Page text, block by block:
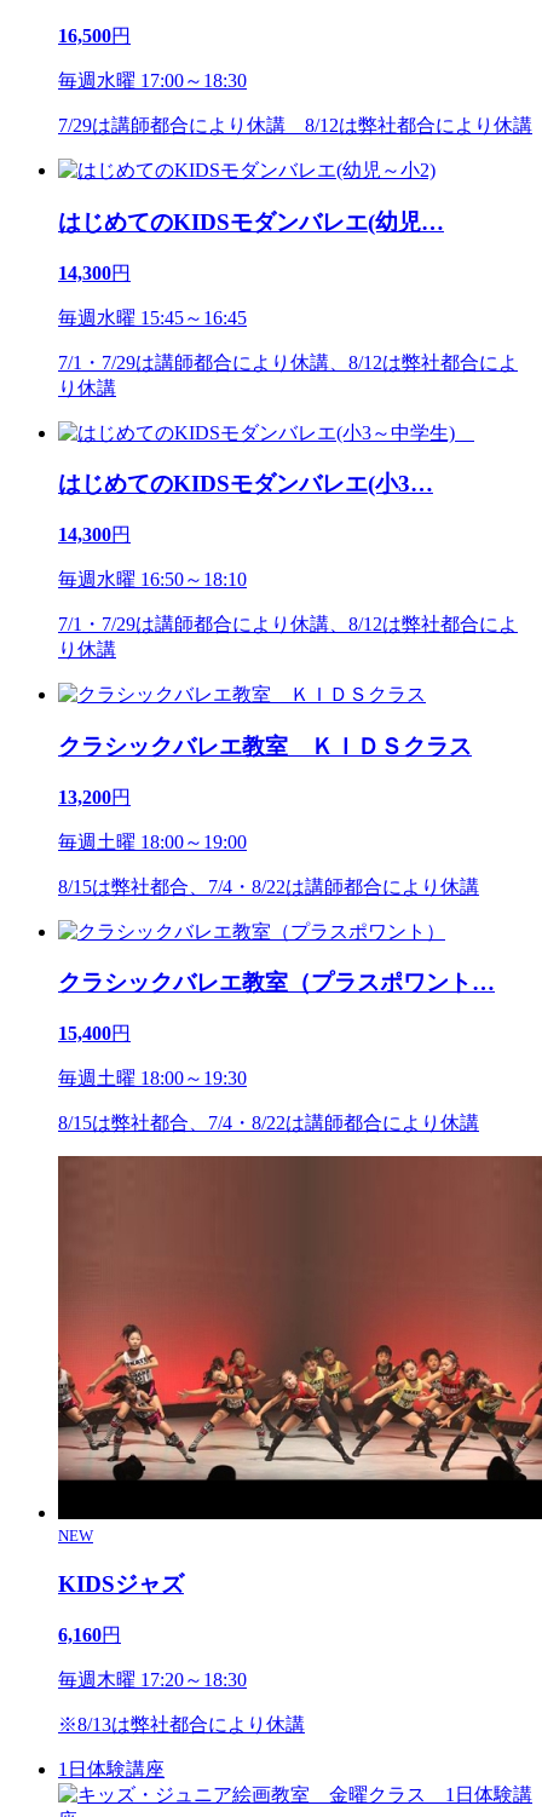
16,500円
毎週水曜 17:00～18:30
7/29は講師都合により休講 8/12は弊社都合により休講
はじめてのKIDSモダンバレエ(幼児…
14,300円
毎週水曜 15:45～16:45
7/1・7/29は講師都合により休講、8/12は弊社都合によ
り休講
はじめてのKIDSモダンバレエ(小3…
14,300円
毎週水曜 16:50～18:10
7/1・7/29は講師都合により休講、8/12は弊社都合によ
り休講
クラシックバレエ教室 ＫＩＤＳクラス
13,200円
毎週土曜 18:00～19:00
8/15は弊社都合、7/4・8/22は講師都合により休講
クラシックバレエ教室（プラスポワント…
15,400円
毎週土曜 18:00～19:30
8/15は弊社都合、7/4・8/22は講師都合により休講
NEW
KIDSジャズ
6,160円
毎週木曜 17:20～18:30
※8/13は弊社都合により休講
1日体験講座